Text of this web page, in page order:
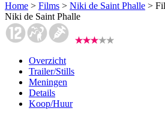
Home > Films > Niki de Saint Phalle >
Niki de Saint Phalle
Overzicht
Trailer/Stills
Meningen
Details
Koop/Huur